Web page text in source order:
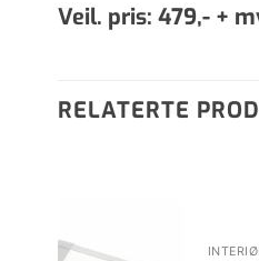
Veil. pris: 479,- +
RELATERTE